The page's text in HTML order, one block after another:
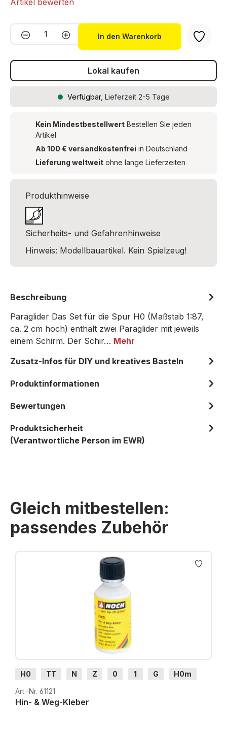
Artikel bewerten
Produkt Anzahl: Gib den
In den Warenkorb
Lokal kaufen
Verfügbar, Lieferzeit 2-5 Tage
Kein Mindestbestellwert Bestellen Sie jeden
Artikel
Ab 100 € versandkostenfrei in Deutschland
Lieferung weltweit ohne lange Lieferzeiten
Produkthinweise
Sicherheits- und Gefahrenhinweise
Hinweis: Modellbauartikel. Kein Spielzeug!
Beschreibung
Paraglider Das Set für die Spur H0 (Maßstab 1:87,
ca. 2 cm hoch) enthält zwei Paraglider mit jeweils
einem Schirm. Der Schir… Mehr
Zusatz-Infos für DIY und kreatives Basteln
Produktinformationen
Bewertungen
Produktsicherheit
(Verantwortliche Person im EWR)
Gleich mitbestellen:
passendes Zubehör
Produktgalerie überspringen
H0 TT N Z 0 1 G
H0m
H0e
Art.-Nr. 61121
Hin- & Weg-Kleber